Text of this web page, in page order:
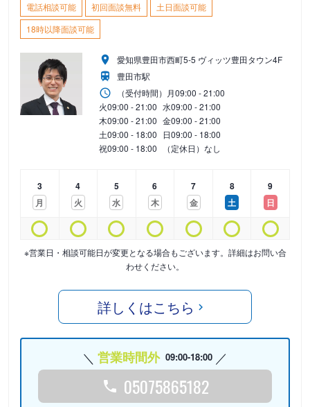
電話相談可能 初回面談無料
土日面談可能
18時以降面談可能
愛知県豊田市西町5-5 ヴィッツ豊田タウン4F
豊田市駅
（受付時間） 月09:00 - 21:00
火09:00 - 21:00 水09:00 - 21:00
木09:00 - 21:00 金09:00 - 21:00
土09:00 - 18:00 日09:00 - 18:00
祝09:00 - 18:00 （定休日）なし
3
月
4
火
5
水
6
木
7
金
8
土
9
日
※営業日・相談可能日が変更となる場合もございます。詳細はお問い合
わせください。
詳しくはこちら
営業時間外 09:00-18:00
05075865182